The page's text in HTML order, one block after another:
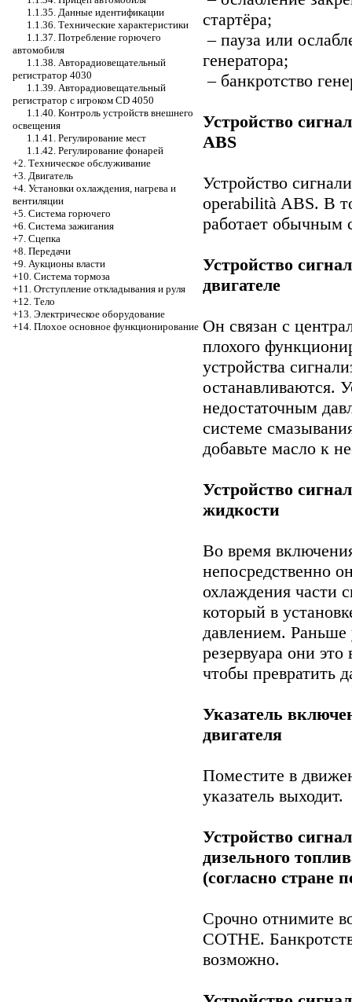
1.1.35. Данные идентификации
1.1.36. Технические характеристики
1.1.37. Потребление горючего
автомобиля
1.1.38. Авторадиовещательный
регистратор 4030
1.1.39. Авторадиовещательный
регистратор с игроком CD 4050
1.1.40. Контроль устройств внешнего
освещения
1.1.41. Регулирование мест
1.1.42. Регулирование фонарей
+2. Техническое обслуживание
+3. Двигатель
+4. Установки охлаждения, нагрева и
вентиляции
+5. Система горючего
+6. Система зажигания
+7. Сцепка
+8. Передачи
+9. Аукционы власти
+10. Система тормоза
+11. Отступление откладывания и руля
+12. Тело
+13. Электрическое оборудование
+14. Плохое основное функционирование
стартёра;
– пауза или
генератора;
– банкротство
Устройство
ABS
Устройство
operabilità ABS. В
работает обычным
Устройство
двигателе
Он связан с
плохого
устройства
останавливаются.
недостаточным
системе
добавьте масло к
Устройство
жидкости
Во время
непосредственно
охлаждения части
который в
давлением. Раньше
резервуара они
чтобы превратить
Указатель
двигателя
Поместите в
указатель выходит.
Устройство
дизельного
(согласно стране
Срочно отнимите
СОТНЕ.
возможно.